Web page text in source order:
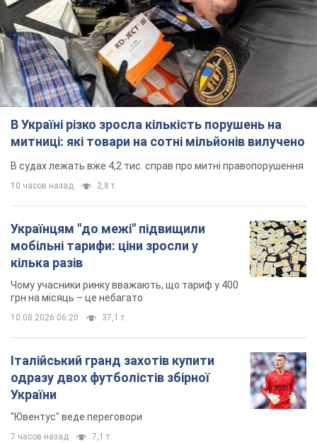
В Україні різко зросла кількість порушень на
митниці: які товари на сотні мільйонів вилучено
В судах лежать вже 4,2 тис. справ про митні правопорушення
10 часов назад 2,8 т.
Українцям "до межі" підвищили
мобільні тарифи: ціни зросли у
кілька разів
Чому учасники ринку вважають, що тариф у 400
грн на місяць – це небагато
10.08.2026 06:20 37,1 т.
Італійський гранд захотів купити
одразу двох футболістів збірної
України
"Ювентус" веде переговори
7 часов назад 7,1 т.